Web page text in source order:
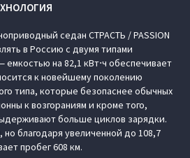
седан СТРАСТЬ / PASSION
в Россию с двумя типами
на 82,1 кВт⋅ч обеспечивает
к новейшему поколению
типа, которые безопаснее обычных
к возгораниям и кроме того,
больше циклов зарядки.
благодаря увеличенной до 108,7
пробег 608 км.